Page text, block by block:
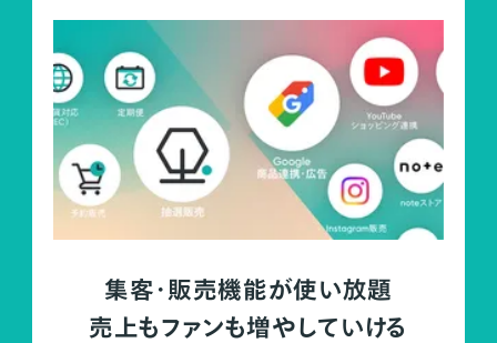
集客・販売機能が使い放題
売上もファンも増やしていける